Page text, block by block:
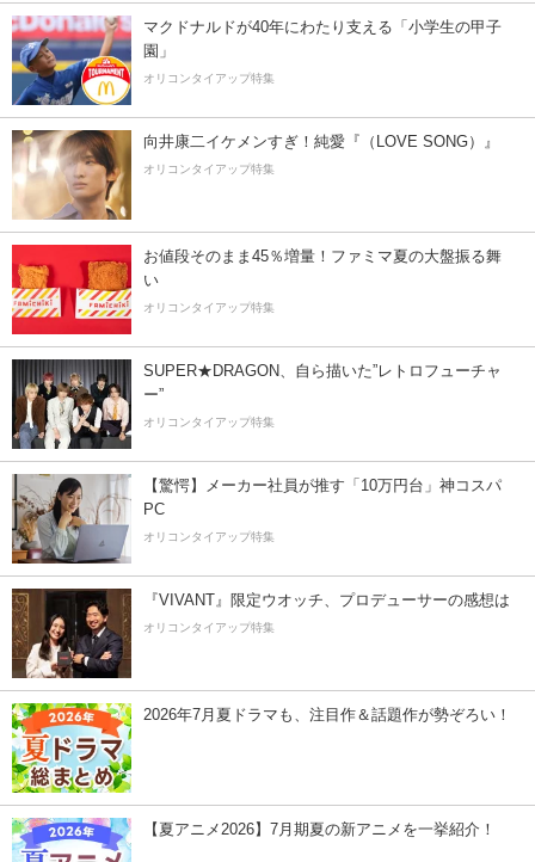
マクドナルドが40年にわたり支える「小学生の甲子
園」
オリコンタイアップ特集
向井康二イケメンすぎ！純愛『（LOVE SONG）』
オリコンタイアップ特集
お値段そのまま45％増量！ファミマ夏の大盤振る舞
い
オリコンタイアップ特集
SUPER★DRAGON、自ら描いた”レトロフューチャ
ー”
オリコンタイアップ特集
【驚愕】メーカー社員が推す「10万円台」神コスパ
PC
オリコンタイアップ特集
『VIVANT』限定ウオッチ、プロデューサーの感想は
オリコンタイアップ特集
2026年7月夏ドラマも、注目作＆話題作が勢ぞろい！
【夏アニメ2026】7月期夏の新アニメを一挙紹介！